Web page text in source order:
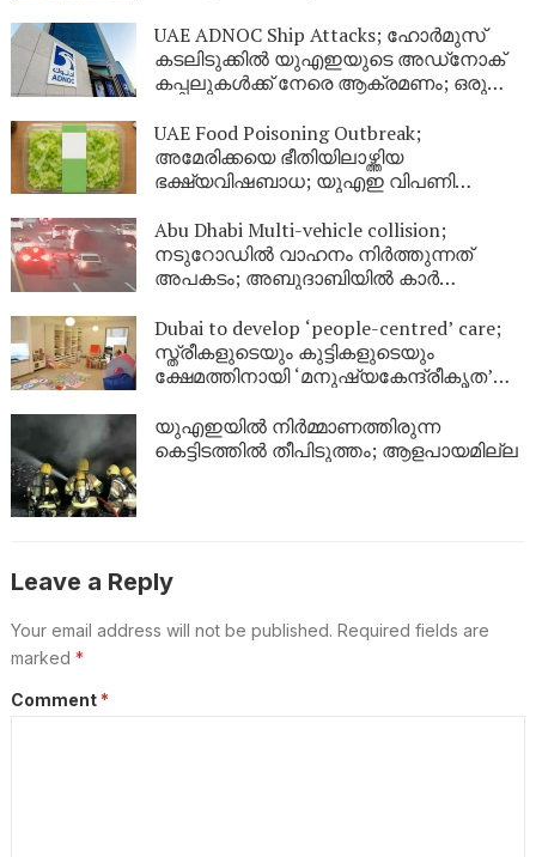
UAE ADNOC Ship Attacks; ഹോർമുസ്
കടലിടുക്കിൽ യുഎഇയുടെ അഡ്‌നോക്
കപ്പലുകൾക്ക് നേരെ ആക്രമണം; ഒരു
UAE Food Poisoning Outbreak;
അമേരിക്കയെ ഭീതിയിലാഴ്ത്തിയ
ഭക്ഷ്യവിഷബാധ; യുഎഇ വിപണി
Abu Dhabi Multi-vehicle collision;
നടുറോഡിൽ വാഹനം നിർത്തുന്നത്
അപകടം; അബുദാബിയിൽ കാർ
Dubai to develop ‘people-centred’ care;
സ്ത്രീകളുടെയും കുട്ടികളുടെയും
ക്ഷേമത്തിനായി ‘മനുഷ്യകേന്ദ്രീകൃത’
യുഎഇയിൽ നിർമ്മാണത്തിരുന്ന
കെട്ടിടത്തിൽ തീപിടുത്തം; ആളപായമില്ല
Leave a Reply
Your email address will not be published. Required fields are
marked *
Comment *